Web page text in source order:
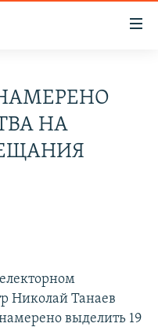
НА
Николай Танаев
выделить 19